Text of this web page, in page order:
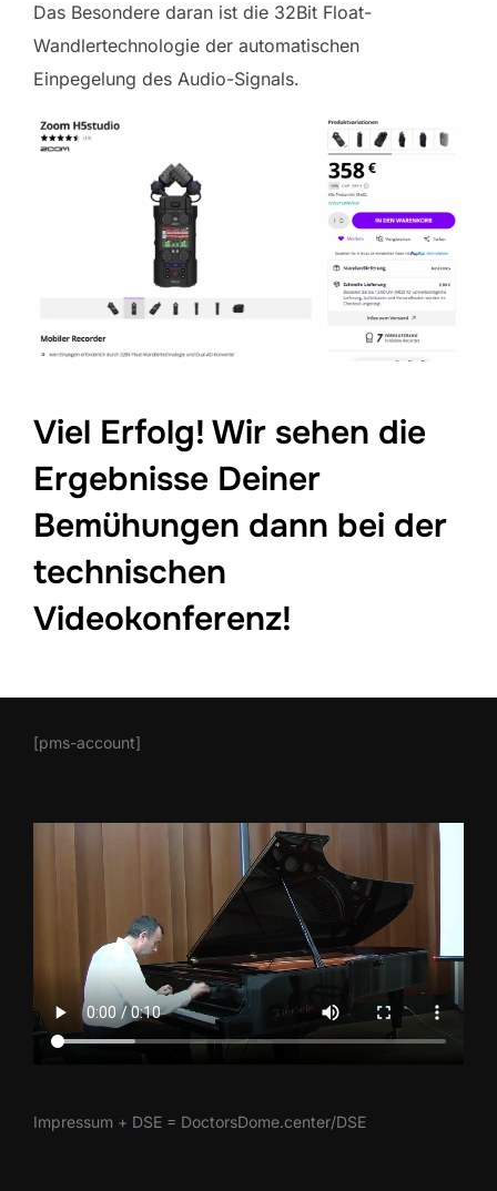
Das Besondere daran ist die 32Bit Float-
Wandlertechnologie der automatischen
Einpegelung des Audio-Signals.
Viel Erfolg! Wir sehen die
Ergebnisse Deiner
Bemühungen dann bei der
technischen
Videokonferenz!
[pms-account]
Impressum + DSE = DoctorsDome.center/DSE